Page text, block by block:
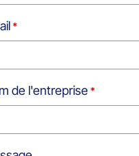
de l'entreprise